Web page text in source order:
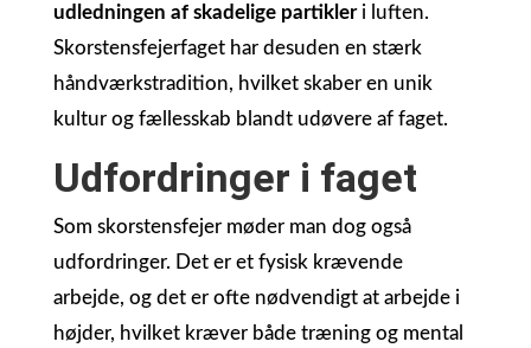
udledningen af skadelige partikleri luften.
Skorstensfejerfaget har desuden en stærk
håndværkstradition, hvilket skaber en unik
kultur og fællesskab blandt udøvere af faget.
Udfordringer i faget
Som skorstensfejer møder man dog også
udfordringer. Det er et fysisk krævende
arbejde, og det er ofte nødvendigt at arbejde i
højder, hvilket kræver både træning og mental